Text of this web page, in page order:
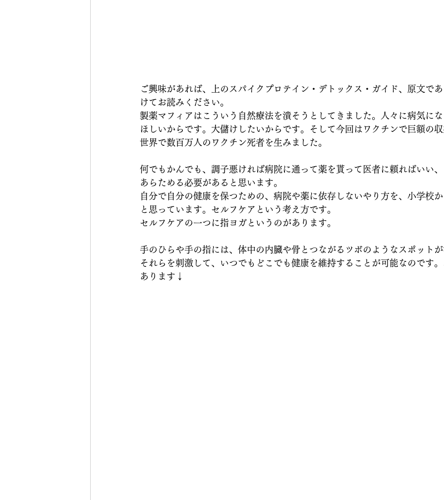
ご興味があれば、上のスパイクプロテイン・デトックス・ガイド、原文で
けてお読みください。
製薬マフィアはこういう自然療法を潰そうとしてきました。人々に病気に
ほしいからです。大儲けしたいからです。そして今回はワクチンで巨額の
世界で数百万人のワクチン死者を生みました。
何でもかんでも、調子悪ければ病院に通って薬を貰って医者に頼ればいい
あらためる必要があると思います。
自分で自分の健康を保つための、病院や薬に依存しないやり方を、小学校
と思っています。セルフケアという考え方です。
セルフケアの一つに指ヨガというのがあります。
手のひらや手の指には、体中の内臓や骨とつながるツボのようなスポット
それらを刺激して、いつでもどこでも健康を維持することが可能なのです
あります↓